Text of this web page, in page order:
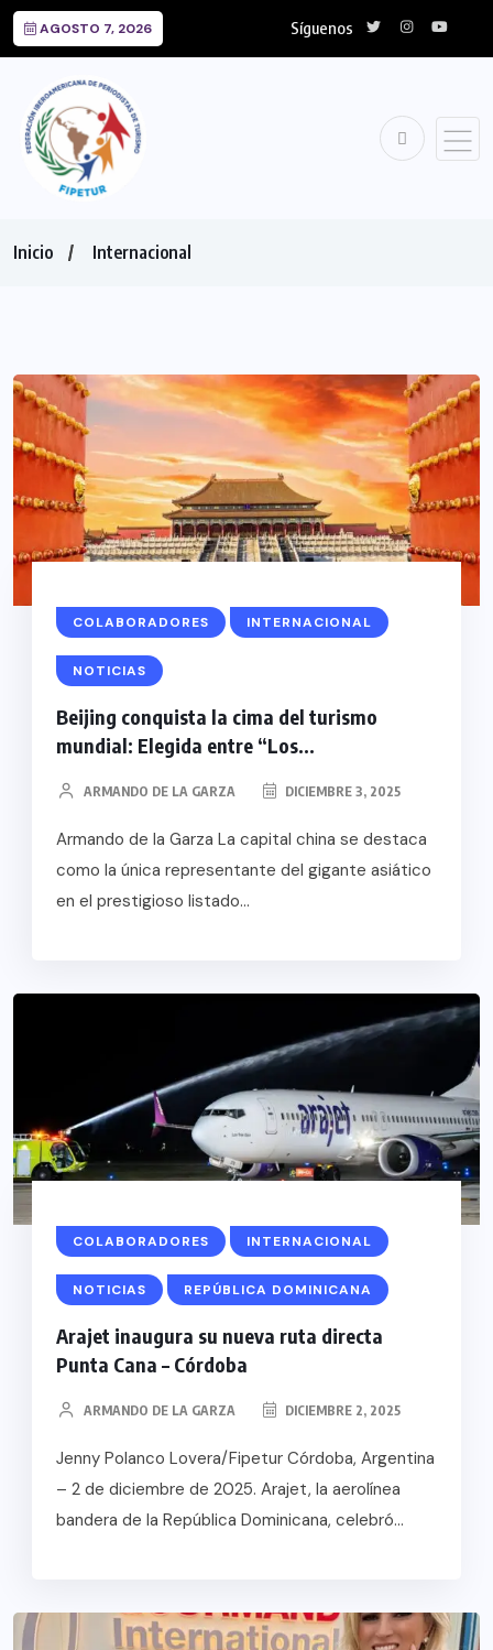
AGOSTO 7, 2026 Síguenos
Inicio Internacional
COLABORADORES INTERNACIONAL
NOTICIAS
Beijing conquista la cima del turismo
mundial: Elegida entre “Los...
ARMANDO DE LA GARZA DICIEMBRE 3, 2025
Armando de la Garza La capital china se destaca
como la única representante del gigante asiático
en el prestigioso listado...
COLABORADORES INTERNACIONAL
NOTICIAS REPÚBLICA DOMINICANA
Arajet inaugura su nueva ruta directa
Punta Cana – Córdoba
ARMANDO DE LA GARZA DICIEMBRE 2, 2025
Jenny Polanco Lovera/Fipetur Córdoba, Argentina
– 2 de diciembre de 2025. Arajet, la aerolínea
bandera de la República Dominicana, celebró...